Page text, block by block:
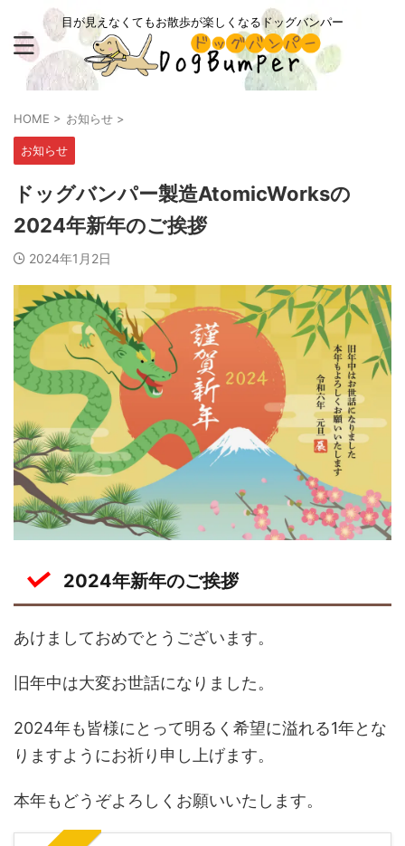
目が見えなくてもお散歩が楽しくなるドッグバンパー
HOME > お知らせ >
お知らせ
ドッグバンパー製造AtomicWorksの
2024年新年のご挨拶
2024年1月2日
2024年新年のご挨拶
あけましておめでとうございます。
旧年中は大変お世話になりました。
2024年も皆様にとって明るく希望に溢れる1年とな
りますようにお祈り申し上げます。
本年もどうぞよろしくお願いいたします。